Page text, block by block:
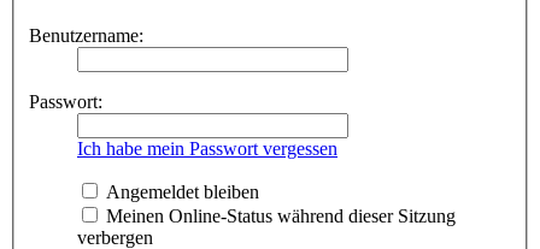
Benutzername:
Passwort:
Ich habe mein Passwort vergessen
Angemeldet bleiben
Meinen Online-Status während dieser Sitzung
verbergen